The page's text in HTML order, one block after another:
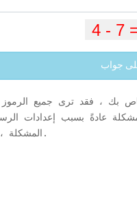
جواب
بك ، فقد ترى جميع
عادةً بسبب إعدادات
المشكلة ، كل ما عليك فعله هو اتباع هذه الخطوات البسيطة.